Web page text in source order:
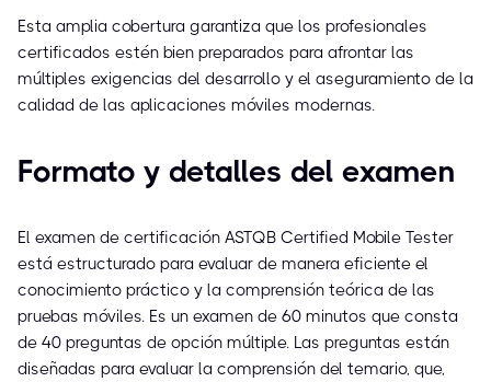
Esta amplia cobertura garantiza que los profesionales
certificados estén bien preparados para afrontar las
múltiples exigencias del desarrollo y el aseguramiento de la
calidad de las aplicaciones móviles modernas.
Formato y detalles del examen
El examen de certificación ASTQB Certified Mobile Tester
está estructurado para evaluar de manera eficiente el
conocimiento práctico y la comprensión teórica de las
pruebas móviles. Es un examen de 60 minutos que consta
de 40 preguntas de opción múltiple. Las preguntas están
diseñadas para evaluar la comprensión del temario, que,